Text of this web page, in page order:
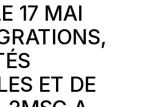
17 MAI
ET DE